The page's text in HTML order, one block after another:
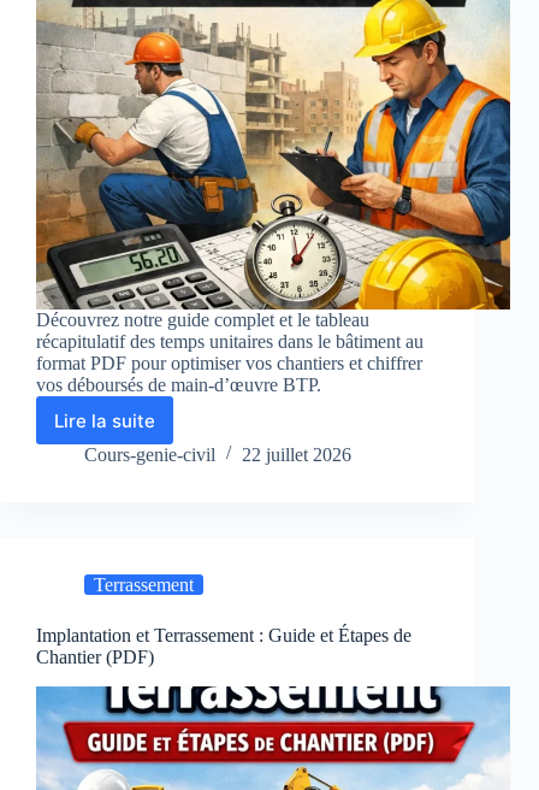
Découvrez notre guide complet et le tableau
récapitulatif des temps unitaires dans le bâtiment au
format PDF pour optimiser vos chantiers et chiffrer
vos déboursés de main-d’œuvre BTP.
Lire la suite
Tableau
temps
déboursé
d’œuvre
BTP
Cours-genie-civil 22 juillet 2026
Terrassement
Implantation et Terrassement : Guide et Étapes de
Chantier (PDF)